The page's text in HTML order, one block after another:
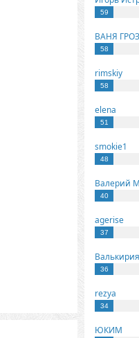
59
ВАНЯ
58
rimskiy
58
elena
51
smokie1
48
Валерий
40
agerise
37
36
rezya
34
ЮКИМ